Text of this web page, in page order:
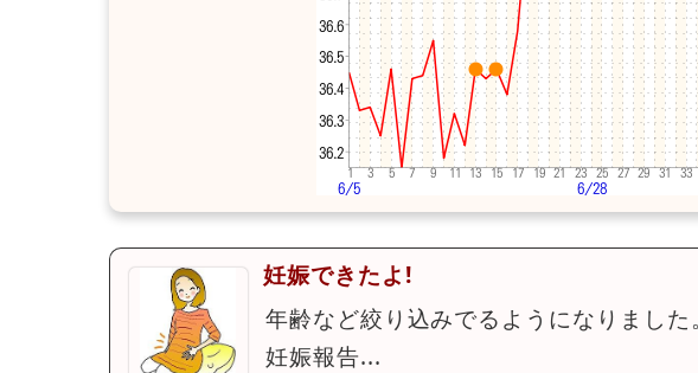
妊娠できたよ!
年齢など絞り込みでるようになりまし
妊娠報告...